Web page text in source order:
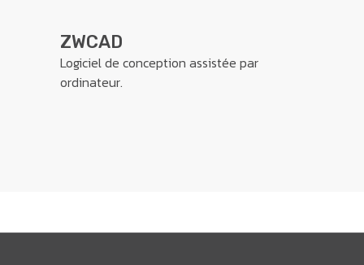
ZWCAD
Logiciel de conception assistée par
ordinateur.